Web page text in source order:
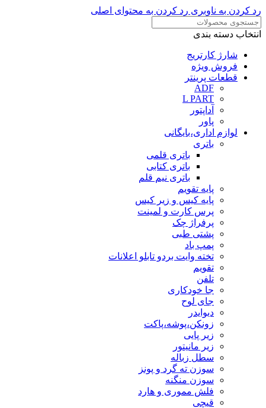
رد کردن به ناوبری رد کردن به محتوای اصلی
انتخاب دسته بندی
شارژ کارتریج
فروش ویژه
قطعات پرینتر
ADF
L PART
آداپتور
پاور
لوازم اداری،بایگانی
باتری
باتری قلمی
باتری کتابی
باتری نیم قلم
پایه تقویم
پایه کیس و زیر کیس
پرس کارت و لمینت
پرفراژ چک
پشتی طبی
پمپ باد
تخته وایت بردو تابلو اعلانات
تقویم
تلفن
جا خودکاری
جای لوح
دیوایدر
زونکن،پوشه،پاکت
زیر پایی
زیر مانیتور
سطل زباله
سوزن ته گرد و پونز
سوزن منگنه
فلش مموری و هارد
قیچی